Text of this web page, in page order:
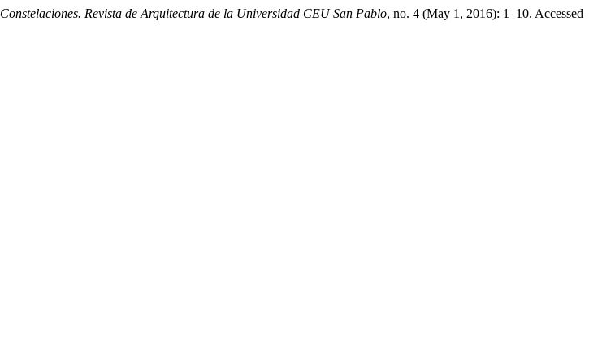
Constelaciones. Revista de Arquitectura de la Universidad CEU San Pablo, no. 4 (May 1, 2016): 1–10. Accessed